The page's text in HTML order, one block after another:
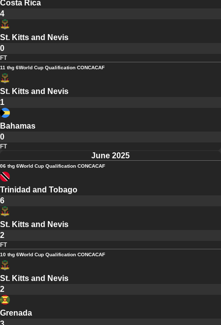
Costa Rica
4
St. Kitts and Nevis
0
FT
11 thg 6World Cup Qualification CONCACAF
St. Kitts and Nevis
1
Bahamas
0
FT
June 2025
06 thg 6World Cup Qualification CONCACAF
Trinidad and Tobago
6
St. Kitts and Nevis
2
FT
10 thg 6World Cup Qualification CONCACAF
St. Kitts and Nevis
2
Grenada